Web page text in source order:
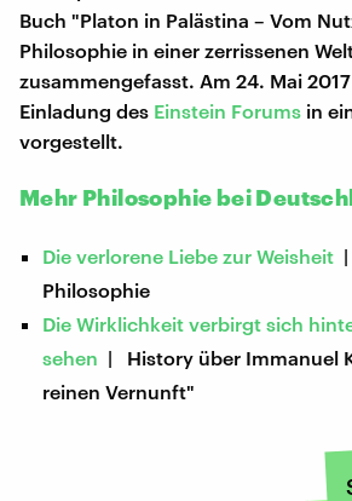
Buch "Platon in Palästina – Vom
Philosophie in einer zerrissenen
zusammengefasst. Am 24. Mai
Einladung des Einstein Forums in
vorgestellt.
Mehr Philosophie bei
Die verlorene Liebe zur Weisheit
Philosophie
Die Wirklichkeit verbirgt sich
sehen | History über Immanuel
reinen Vernunft"